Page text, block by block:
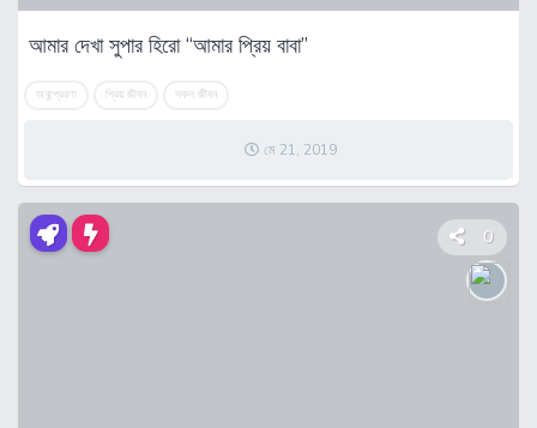
আমার দেখা সুপার হিরো “আমার প্রিয় বাবা”
অনুপ্রেরণা প্রিয় জীবন সফল জীবন
মে 21, 2019
0